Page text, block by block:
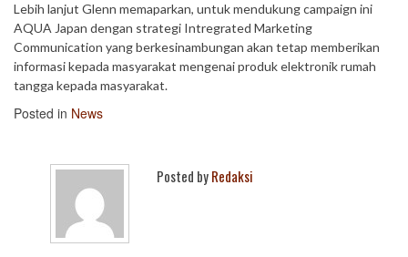
Lebih lanjut Glenn memaparkan, untuk mendukung campaign ini
AQUA Japan dengan strategi Intregrated Marketing
Communication yang berkesinambungan akan tetap memberikan
informasi kepada masyarakat mengenai produk elektronik rumah
tangga kepada masyarakat.
Posted in News
Posted byRedaksi